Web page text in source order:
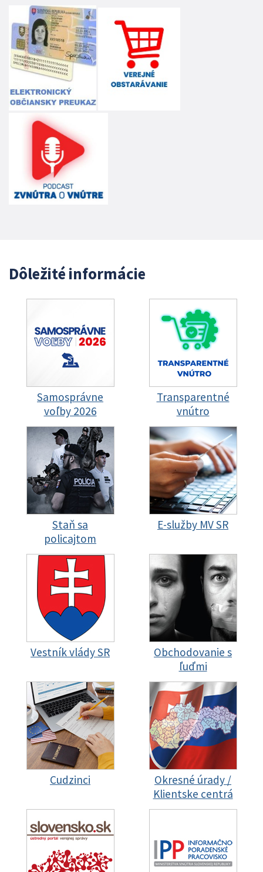
Dôležité informácie
Samosprávne
voľby 2026
Transparentné
vnútro
Staň sa
policajtom
E-služby MV SR
Vestník vlády SR
Obchodovanie s
ľuďmi
Cudzinci
Okresné úrady /
Klientske centrá